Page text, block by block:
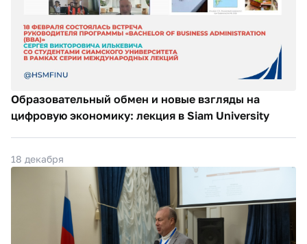
Образовательный обмен и новые взгляды на
цифровую экономику: лекция в Siam University
18 декабря